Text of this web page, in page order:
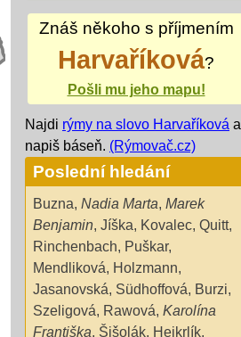
Znáš někoho s příjmením
Harvaříková?
Pošli mu jeho mapu!
Najdi rýmy na slovo Harvaříková a
napiš báseň. (Rýmovač.cz)
Poslední hledání
Buzna, Nadia Marta, Marek
Benjamin, Jíška, Kovalec, Quitt,
Rinchenbach, Puškar,
Mendliková, Holzmann,
Jasanovská, Südhoffová, Burzi,
Szeligová, Rawová, Karolína
Františka, Šišolák, Hejkrlík,